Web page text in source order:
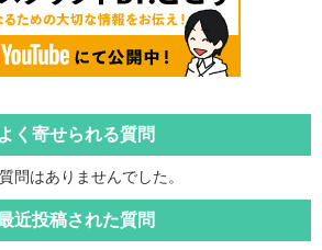
よく寄せられる質問
問はありませんでした。
近投稿された質問